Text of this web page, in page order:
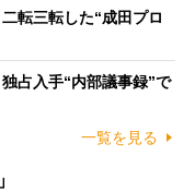
転三転した“成田プロ
占入手“内部議事録”で
一覧を見る